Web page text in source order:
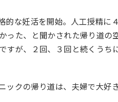
的な妊活を開始。人工授精に
った、と聞かされた帰り道
すが、２回、３回と続くうち
ックの帰り道は、夫婦で大好